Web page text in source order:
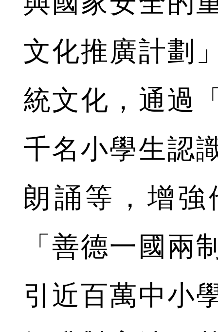
文化推廣計劃
統文化，通過
千名小學生認
朗誦等，增
「善德一國兩
引近百萬中小